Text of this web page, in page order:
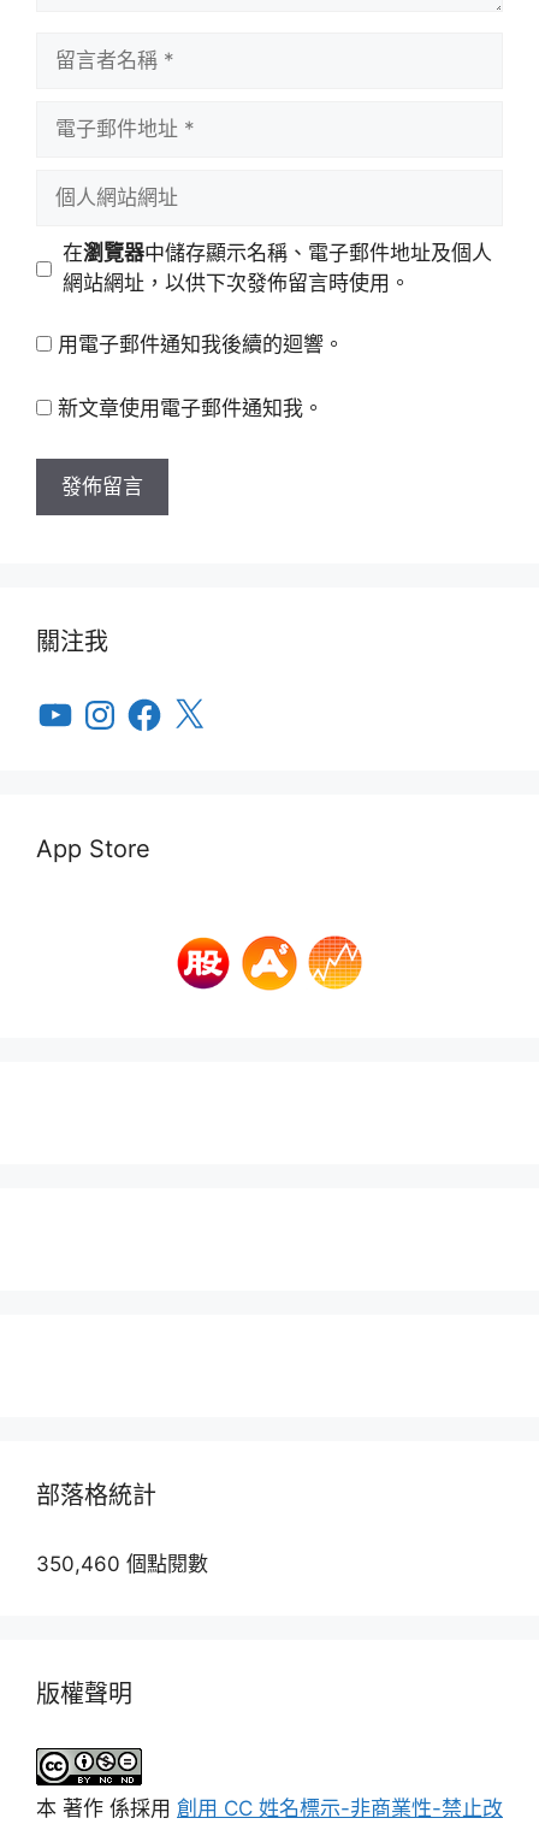
址
站
址
在瀏覽器中儲存顯示名稱、電子郵件地址及個人
網站網址，以供下次發佈留言時使用。
用電子郵件通知我後續的迴響。
新文章使用電子郵件通知我。
關注我
YouTubeInstagramFacebook
X
App Store
部落格統計
350,460 個點閱數
版權聲明
本 著作 係採用 創用 CC 姓名標示-非商業性-禁止改